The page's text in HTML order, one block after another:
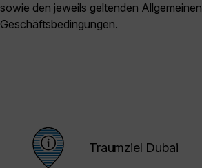
sowie den jeweils geltenden Allgemeinen
Geschäftsbedingungen.
Traumziel Dubai